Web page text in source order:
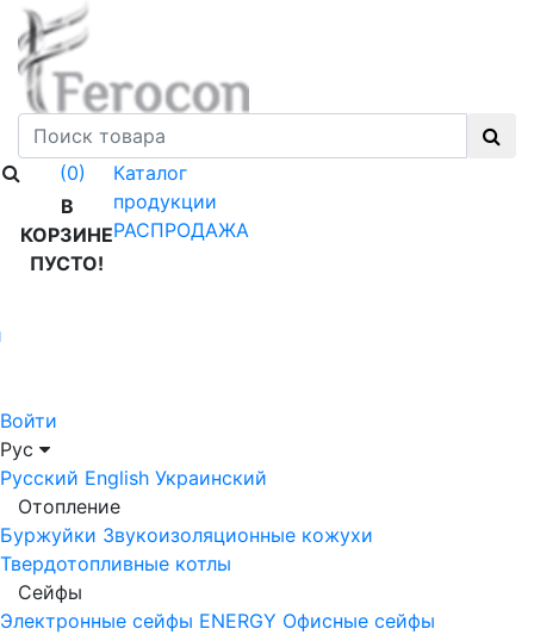
(0)
В
КОРЗИНЕ
ПУСТО!
Каталог
продукции
РАСПРОДАЖА
Войти
Рус
Русский English Украинский
Отопление
Буржуйки Звукоизоляционные кожухи
Твердотопливные котлы
Сейфы
Электронные сейфы ENERGY Офисные сейфы